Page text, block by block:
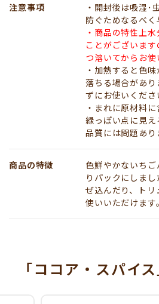
注意事項
・開封後は吸湿･
防ぐためなるべく
・商品の特性上
ことがございま
つ溶いてからお使
・加熱すると色
落ちる場合があ
ずにお使いくださ
・まれに原材料
緑っぽい点に見え
品質には問題あり
商品の特徴
色鮮やかないち
りパックにしま
ぜ込んだり、ト
使いいただけます。
「ココア・スパイス